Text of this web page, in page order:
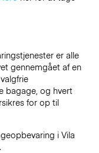
er alle
gennemgået af en
bagage, og hvert
for op til
i Vila